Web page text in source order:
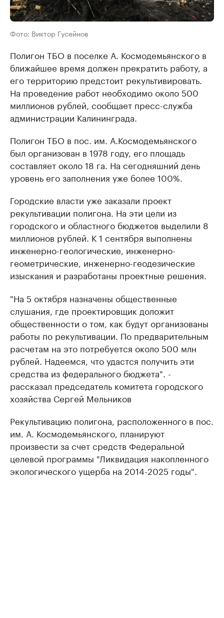
Фото: Виктор Гусейнов
Полигон ТБО в поселке А. Космодемьянского в
ближайшее время должен прекратить работу, а
его территорию предстоит рекультивировать.
На проведение работ необходимо около 500
миллионов рублей, сообщает пресс-служба
администрации Калининграда.
Полигон ТБО в пос. им. А.Космодемьянского
был организован в 1978 году, его площадь
составляет около 18 га. На сегодняшний день
уровень его заполнения уже более 100%.
Городские власти уже заказали проект
рекультивации полигона. На эти цели из
городского и областного бюджетов выделили 8
миллионов рублей. К 1 сентября выполнены
инженерно-геологические, инженерно-
геометрические, инженерно-геодезические
изыскания и разработаны проектные решения.
"На 5 октября назначены общественные
слушания, где проектировщик доложит
общественности о том, как будут организованы
работы по рекультивации. По предварительным
расчетам на это потребуется около 500 млн
рублей. Надеемся, что удастся получить эти
средства из федерального бюджета". -
рассказал председатель комитета городского
хозяйства Сергей Мельников
Рекультивацию полигона, расположенного в пос.
им. А. Космодемьянского, планируют
произвести за счет средств Федеральной
целевой программы "Ликвидация накопленного
экологического ущерба на 2014-2025 годы".